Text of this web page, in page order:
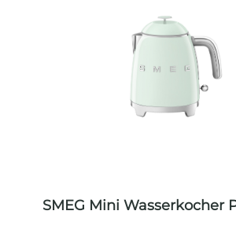
SMEG Mini Wasserkocher